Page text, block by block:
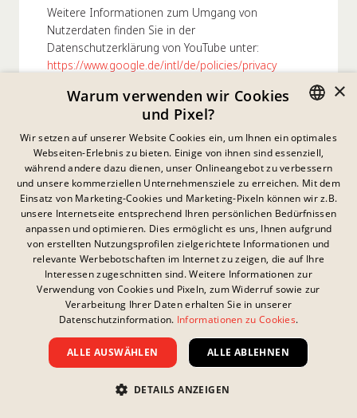
Weitere Informationen zum Umgang von
Nutzerdaten finden Sie in der
Datenschutzerklärung von YouTube unter:
https://www.google.de/intl/de/policies/privacy
Instagram
Auf unserer Website werden sogenannte Social
Plugins („Plugins“) von Instagram verwendet, das
von der Instagram LLC., 1601 Willow Road,
Menlo Park, CA 94025, USA („Instagram“)
betrieben wird. Die Plugins sind mit einem
Instagram-Logo beispielsweise in Form einer
„Instagram-Kamera“ gekennzeichnet. Eine
Übersicht über die Instagram Plugins und deren
Aussehen finden Sie hier:
https://help.instagram.com/939561509841026/?
helpref=uf_share
Wenn Sie eine Seite unseres Webauftritts aufrufen,
die ein solches Plugin enthält, stellt Ihr Browser
Instagram her. Der Inhalt des Plugins wird von
GERMAN
FRENCH
DANISH
SWEDISH
ITALIAN
UK
×
Warum verwenden wir Cookies
und Pixel?
Wir setzen auf unserer Website Cookies ein, um Ihnen ein optimales
Webseiten-Erlebnis zu bieten. Einige von ihnen sind essenziell,
während andere dazu dienen, unser Onlineangebot zu verbessern
und unsere kommerziellen Unternehmensziele zu erreichen. Mit dem
Einsatz von Marketing-Cookies und Marketing-Pixeln können wir z.B.
unsere Internetseite entsprechend Ihren persönlichen Bedürfnissen
anpassen und optimieren. Dies ermöglicht es uns, Ihnen aufgrund
von erstellten Nutzungsprofilen zielgerichtete Informationen und
relevante Werbebotschaften im Internet zu zeigen, die auf Ihre
Interessen zugeschnitten sind. Weitere Informationen zur
Verwendung von Cookies und Pixeln, zum Widerruf sowie zur
Verarbeitung Ihrer Daten erhalten Sie in unserer
Datenschutzinformation. Informationen zu Cookies.
ALLE AUSWÄHLEN ALLE ABLEHNEN
DETAILS ANZEIGEN